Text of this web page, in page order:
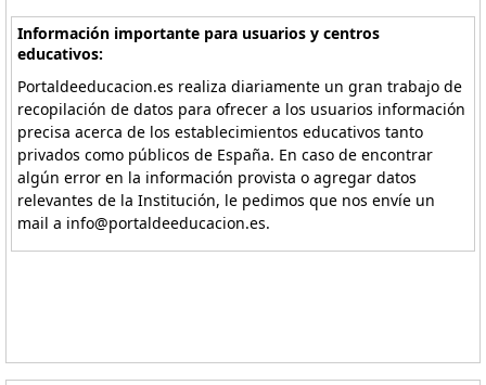
Información importante para usuarios y centros
educativos:
Portaldeeducacion.es realiza diariamente un gran trabajo de
recopilación de datos para ofrecer a los usuarios información
precisa acerca de los establecimientos educativos tanto
privados como públicos de España. En caso de encontrar
algún error en la información provista o agregar datos
relevantes de la Institución, le pedimos que nos envíe un
mail a info@portaldeeducacion.es.